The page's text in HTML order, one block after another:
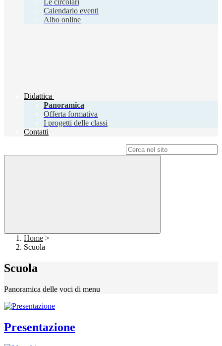
Le circolari
Calendario eventi
Albo online
Didattica
Panoramica
Offerta formativa
I progetti delle classi
Contatti
Home >
Scuola
Scuola
Panoramica delle voci di menu
Presentazione